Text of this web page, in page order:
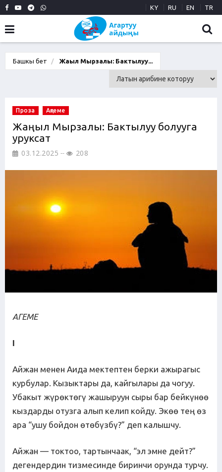
KY RU EN TR
Башкы бет Жаңыл Мырзалы: Бактылуу...
Проза Аңгеме
Жаңыл Мырзалы: Бактылуу болууга
уруксат
03.12.2025 208
АГЕМЕ
I
Айжан менен Аида мектептен берки ажырагыс
курбулар. Кызыктары да, кайгылары да чогуу.
Убакыт жүрөктөгү жашыруун сыры бар бейкүнөө
кыздарды отузга алып келип койду. Экөө тең өз
ара “ушу бойдон өтөбүзбү?” деп калышчу.
Айжан — токтоо, тартынчаак, “эл эмне дейт?”
дегендердин тизмесинде биринчи орунда турчу.